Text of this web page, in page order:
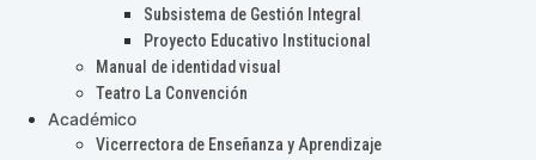
Subsistema de Gestión Integral
Proyecto Educativo Institucional
Manual de identidad visual
Teatro La Convención
Académico
Vicerrectora de Enseñanza y Aprendizaje